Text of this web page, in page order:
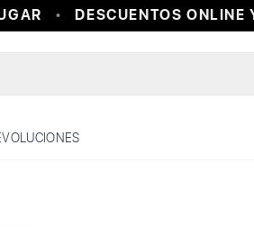
DESCUENTOS ONLINE Y